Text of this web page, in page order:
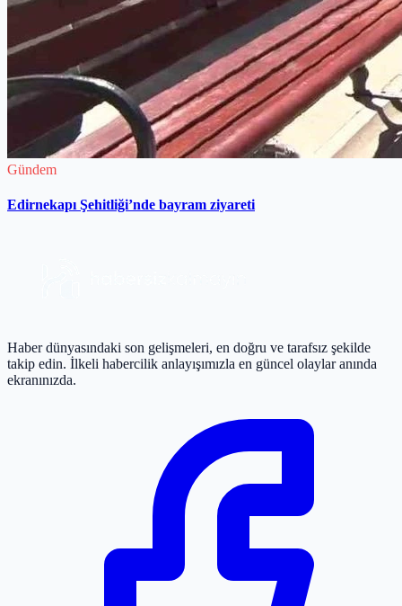
Gündem
Edirnekapı Şehitliği’nde bayram ziyareti
Haber dünyasındaki son gelişmeleri, en doğru ve tarafsız şekilde
takip edin. İlkeli habercilik anlayışımızla en güncel olaylar anında
ekranınızda.